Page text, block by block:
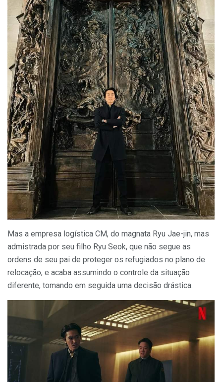
Mas a empresa logística CM, do magnata Ryu Jae-jin, mas
admistrada por seu filho Ryu Seok, que não segue as
ordens de seu pai de proteger os refugiados no plano de
relocação, e acaba assumindo o controle da situação
diferente, tomando em seguida uma decisão drástica.